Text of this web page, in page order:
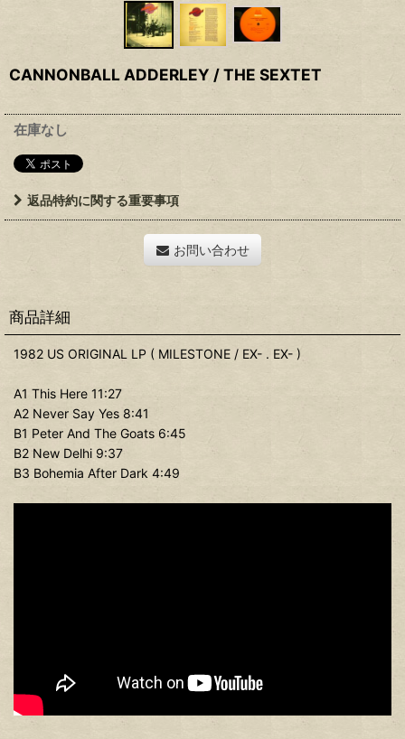
CANNONBALL ADDERLEY / THE SEXTET
在庫なし
返品特約に関する重要事項
お問い合わせ
商品詳細
1982 US ORIGINAL LP ( MILESTONE / EX- . EX- )
A1 This Here 11:27
A2 Never Say Yes 8:41
B1 Peter And The Goats 6:45
B2 New Delhi 9:37
B3 Bohemia After Dark 4:49